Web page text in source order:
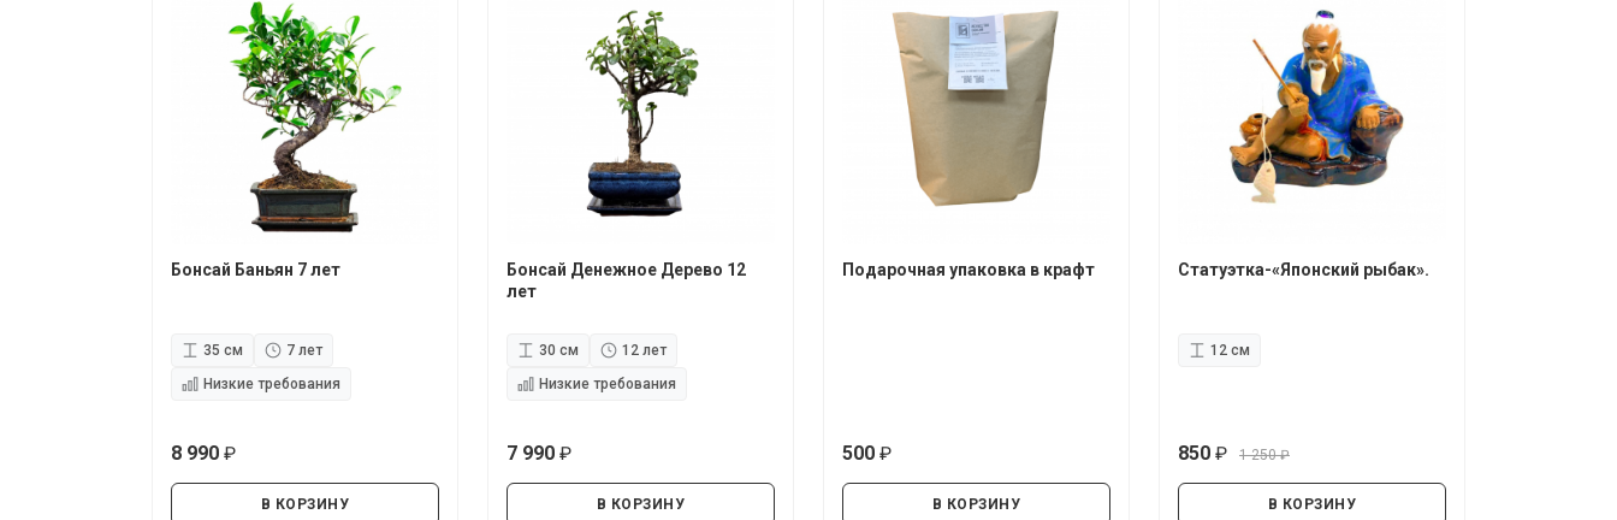
Бонсай Баньян 7 лет
35 см
7 лет
Низкие требования
8 990
В КОРЗИНУ
Бонсай Денежное Дерево 12
лет
30 см
12 лет
Низкие требования
7 990
В КОРЗИНУ
Подарочная упаковка в крафт
500
В КОРЗИНУ
Статуэтка-«Японский рыбак».
12 см
850
1 250
В КОРЗИНУ